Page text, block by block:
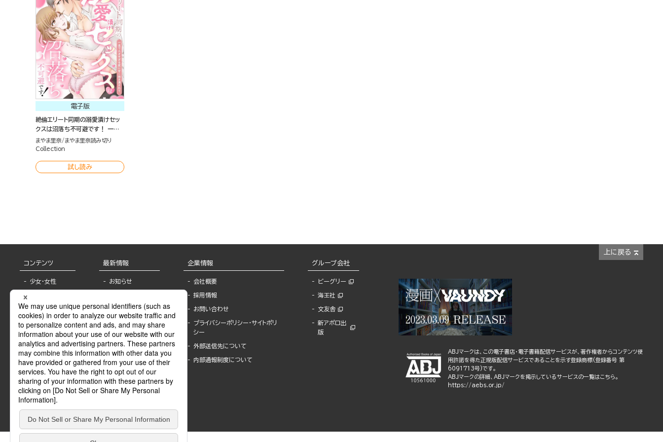
電子版
絶倫エリート同期の溺愛漬けセッ
クスは沼落ち不可避です！ 一途
で大きすぎる愛に甘く抱き潰され
て（単話版）
まやま里奈
まやま里奈読み切り
Collection
試し読み
上に戻る
コンテンツ
少女・女性
BL
ライトノベル
青年・一般
グラビア・写真
モーター誌
SPECIAL
Sublicense
最新情報
お知らせ
報
書店様へ
海外ライセンシー
公式SNSアカウ
ント
作家一覧
Keyword list
Author list
企業情報
会社概要
採用情報
お問い合わせ
プライバシーポリシー・サイトポリ
シー
外部送信先について
内部通報制度について
グループ会社
ビーグリー
海王社
文友舎
新アポロ出
版
ABJマークは、この電子書店・電子書籍配信サービスが、著作権者からコンテンツ使
用許諾を得た正規版配信サービスであることを示す登録商標(登録番号 第
6091713号)です。
ABJマークの詳細、ABJマークを掲示しているサービスの一覧はこちら。
https://aebs.or.jp/